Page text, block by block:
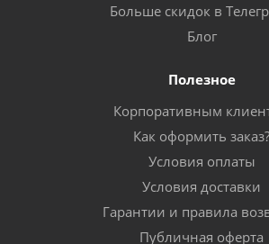
Больше скидок в
Блог
Полезное
Корпоративным
Как оформить заказ?
Условия оплаты
Условия доставки
Гарантии и правила
Публичная оферта